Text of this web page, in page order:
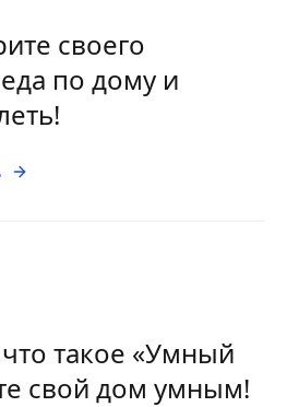
своего
по дому и
такое «Умный
свой дом умным!